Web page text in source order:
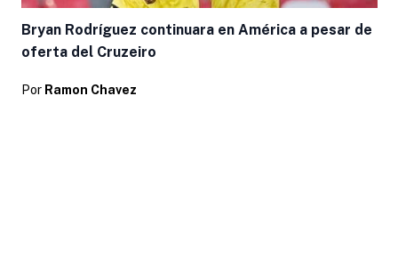
Bryan Rodríguez continuara en América a pesar de
oferta del Cruzeiro
Por Ramon Chavez